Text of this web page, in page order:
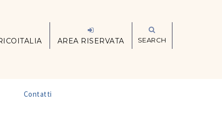
AREA RISERVATA SEARCH
Contatti